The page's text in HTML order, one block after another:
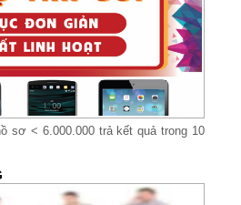
sơ < 6.000.000 trả kết quả trong 10